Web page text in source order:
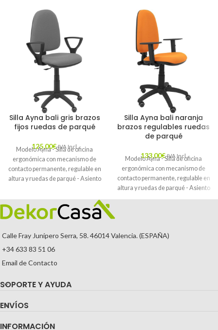
Silla Ayna bali gris brazos
fijos ruedas de parqué
125,00€ IVA Incl.
Modelo Ayna - Silla de oficina
ergonómica con mecanismo de
contacto permanente, regulable en
altura y ruedas de parqué - Asiento
color gris (BRAZOS FIJOS
INCLUIDOS)
Silla Ayna bali naranja
brazos regulables ruedas
de parqué
133,00€ IVA Incl.
Modelo Ayna - Silla de oficina
ergonómica con mecanismo de
contacto permanente, regulable en
altura y ruedas de parqué - Asiento
y respaldo tapizados en tejido BALI
Calle Fray Junípero Serra, 58. 46014 Valencia. (ESPAÑA)
+34 633 83 51 06
Email de Contacto
SOPORTE Y AYUDA
ENVÍOS
INFORMACIÓN